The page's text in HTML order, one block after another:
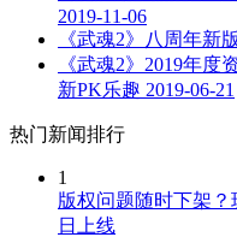
2019-11-06
《武魂2》八周年新
《武魂2》2019年度
新PK乐趣 2019-06-21
热门新闻排行
1
版权问题随时下架
日上线